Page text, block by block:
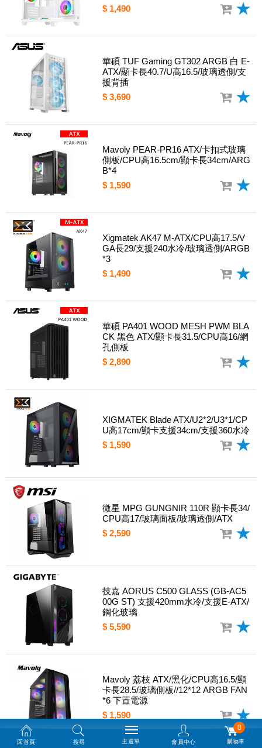
$ 1,490
華碩 TUF Gaming GT302 ARGB 白 E-
ATX/顯卡長40.7/U高16.5/玻璃透側/支
援背插
$ 3,690
Mavoly PEAR-PR16 ATX/卡扣式玻璃
側板/CPU高16.5cm/顯卡長34cm/ARG
B*4
$ 1,590
Xigmatek AK47 M-ATX/CPU高17.5/V
GA長29/支援240水冷/玻璃透側/ARGB
*3
$ 1,490
華碩 PA401 WOOD MESH PWM BLA
CK 黑色 ATX/顯卡長31.5/CPU高16/網
孔側板
$ 2,890
XIGMATEK Blade ATX/U2*2/U3*1/CP
U高17cm/顯卡支援34cm/支援360水冷
$ 1,590
微星 MPG GUNGNIR 110R 顯卡長34/
CPU高17/玻璃面板/玻璃透側/ATX
$ 2,590
技嘉 AORUS C500 GLASS (GB-AC5
00G ST) 支援420mm水冷/支援E-ATX/
鋼化玻璃
$ 5,590
Mavoly 荔枝 ATX/黑化/CPU高16.5/顯
卡長28.5/玻璃側板//12*12 ARGB FAN
*6 下置電源
$ 1,590
回首頁 搜尋 主選單 會員中心
0
購物車